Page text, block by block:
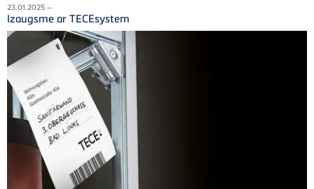
23.01.2025 –
Izaugsme ar TECEsystem